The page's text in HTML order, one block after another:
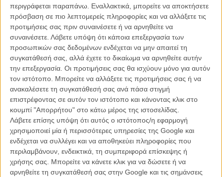
περιγράφεται παραπάνω. Εναλλακτικά, μπορείτε να αποκτήσετε
πρόσβαση σε πιο λεπτομερείς πληροφορίες και να αλλάξετε τις
προτιμήσεις σας πριν συναινέσετε ή να αρνηθείτε να
συναινέσετε. Λάβετε υπόψη ότι κάποια επεξεργασία των
προσωπικών σας δεδομένων ενδέχεται να μην απαιτεί τη
συγκατάθεσή σας, αλλά έχετε το δικαίωμα να αρνηθείτε αυτήν
την επεξεργασία. Οι προτιμήσεις σας θα ισχύουν μόνο για αυτόν
τον ιστότοπο. Μπορείτε να αλλάξετε τις προτιμήσεις σας ή να
ανακαλέσετε τη συγκατάθεσή σας ανά πάσα στιγμή
επιστρέφοντας σε αυτόν τον ιστότοπο και κάνοντας κλικ στο
κουμπί "Απορρήτου" στο κάτω μέρος της ιστοσελίδας.
Λάβετε επίσης υπόψη ότι αυτός ο ιστότοπος/η εφαρμογή
χρησιμοποιεί μία ή περισσότερες υπηρεσίες της Google και
ενδέχεται να συλλέγει και να αποθηκεύει πληροφορίες που
περιλαμβάνουν, ενδεικτικά, τη συμπεριφορά επίσκεψης ή
χρήσης σας. Μπορείτε να κάνετε κλικ για να δώσετε ή να
αρνηθείτε τη συγκατάθεσή σας στην Google και τις σημάνσεις
τυχαία; Και σκεφτήκατε ποτέ κάποιους πιο ιδανικούς για να
αναλάβουν την παραγωγή του «Anomalisa» από τον Νταν Χάρμον
και τον Ντίνο Σταματόπουλο του «Community»;
Ειδικά ο τελευταίος, εκτός από το ρόλο του Starburns στην
τηλεοπτική σειρά του NBC, είναι και ειδικός στο stop motion
animation, υπεύθυνος για το «Moral Orel» και το «Mary Shelley's
Frankehole» που προβλήθηκαν στο τηλεοπτικό δίκτυο Adult Swim,
αλλά και για το χριστουγεννιάτικο επεισόδιο κινουμένων σχεδίων
του «Community».
Δείτε παρακάτω το βίντεο που προλογίζει το «Anomalisa» για την
καμπάνια χρηματοδότησης του από το Kickstarter και γιατί όχι
συνεισφέρετε σε ένα πρότζεκτ που μοιάζει απλά τόσο αναμενόμενο
που όλοι αναρωτιούνται πως κάποιο στούντιο δεν έσπευσε να
δώσει τα ελάχιστα χρήματα που χρειάζονται για τη δημιουργία του!